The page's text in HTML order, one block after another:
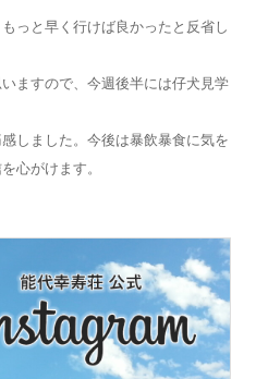
っと早く行けば良かったと反省し
ますので、今週後半には仔犬見学
しました。今後は暴飲暴食に気を
心がけます。